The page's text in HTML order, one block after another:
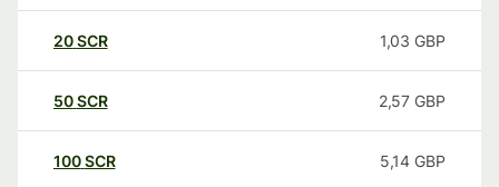
20SCR 1,03 GBP
50SCR 2,57 GBP
100SCR 5,14 GBP